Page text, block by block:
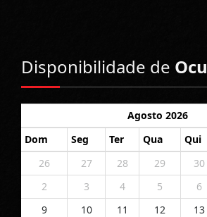
Disponibilidade de
Agosto 2026
Dom
Seg Ter Qua Qui
26
27 28 29 30
2
3 4 5 6
9
10 11 12 13